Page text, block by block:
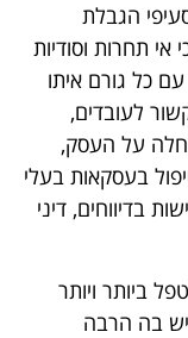
הגבלת
אי תחרות וסודיות
כל גורם איתו
לעובדים,
על העסק,
בעסקאות בעלי
בדיווחים, דיני
ביותר ויותר
בה הרבה